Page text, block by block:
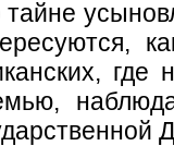
где